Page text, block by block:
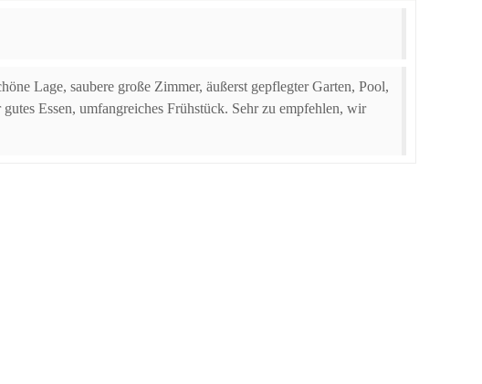
Lage, saubere große Zimmer, äußerst gepflegter Garten, Pool,
Essen, umfangreiches Frühstück. Sehr zu empfehlen, wir